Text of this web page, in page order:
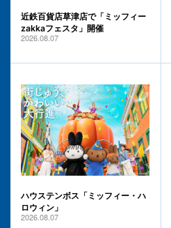
近鉄百貨店草津店で「ミッフィー
zakkaフェスタ」開催
2026.08.07
ハウステンボス「ミッフィー・ハ
ロウィン」
2026.08.07